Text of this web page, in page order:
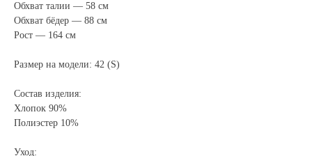
Обхват талии — 58 см
Обхват бёдер — 88 см
Рост — 164 см
Размер на модели: 42 (S)
Состав изделия:
Хлопок 90%
Полиэстер 10%
Уход: